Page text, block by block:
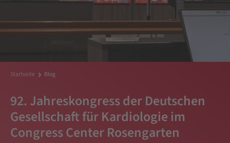
Startseite Blog
92. Jahreskongress der Deutschen
Gesellschaft für Kardiologie im
Congress Center Rosengarten